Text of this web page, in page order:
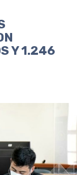
Y 1.246